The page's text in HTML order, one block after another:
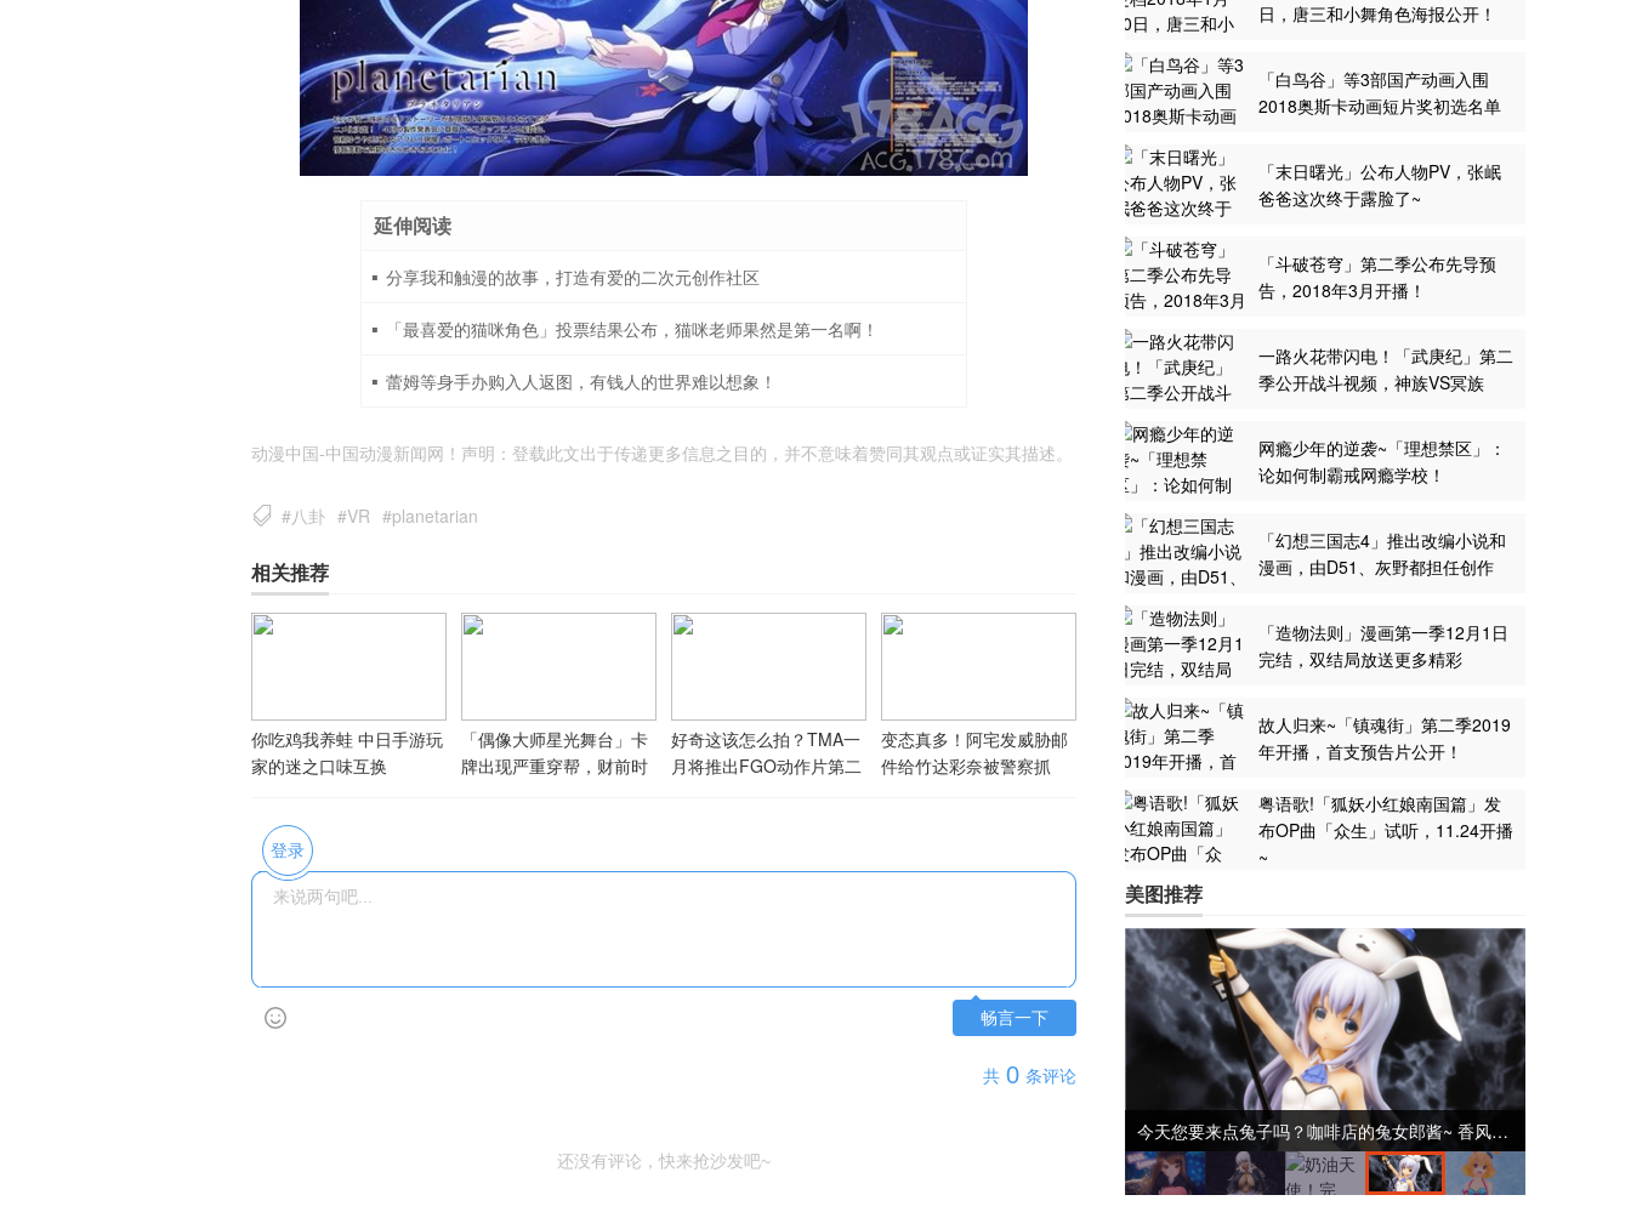
延伸阅读
分享我和触漫的故事，打造有爱的二次元创作社区
「最喜爱的猫咪角色」投票结果公布，猫咪老师果然是第一名啊！
蕾姆等身手办购入人返图，有钱人的世界难以想象！
动漫中国-中国动漫新闻网！声明：登载此文出于传递更多信息之目的，并不意味着赞同其观点或证实其描述。
#八卦 #VR #planetarian
相关推荐
你吃鸡我养蛙 中日手游玩
家的迷之口味互换
「偶像大师星光舞台」卡
牌出现严重穿帮，财前时
好奇这该怎么拍？TMA一
月将推出FGO动作片第二
变态真多！阿宅发威胁邮
件给竹达彩奈被警察抓
登录
畅言一下
共 0 条评论
还没有评论，快来抢沙发吧~
日，唐三和小舞角色海报公开！
「白鸟谷」等3部国产动画入围
2018奥斯卡动画短片奖初选名单
「末日曙光」公布人物PV，张岷
爸爸这次终于露脸了~
「斗破苍穹」第二季公布先导预
告，2018年3月开播！
一路火花带闪电！「武庚纪」第二
季公开战斗视频，神族VS冥族
网瘾少年的逆袭~「理想禁区」：
论如何制霸戒网瘾学校！
「幻想三国志4」推出改编小说和
漫画，由D51、灰野都担任创作
「造物法则」漫画第一季12月1日
完结，双结局放送更多精彩
故人归来~「镇魂街」第二季2019
年开播，首支预告片公开！
粤语歌!「狐妖小红娘南国篇」发
布OP曲「众生」试听，11.24开播
~
美图推荐
今天您要来点兔子吗？咖啡店的兔女郎酱~ 香风智乃手办可爱登场！